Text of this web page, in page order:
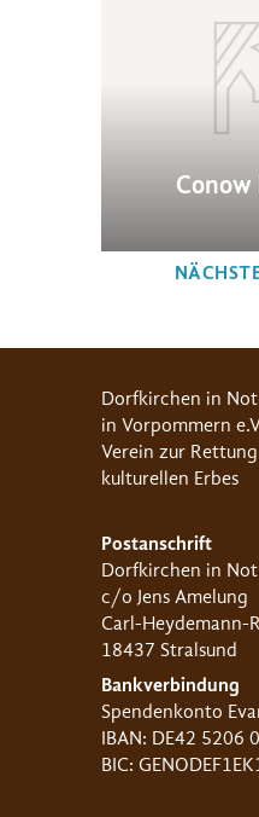
Dorfkirchen in
in Vorpommern
Verein zur
kulturellen Erbes
Postanschrift
Dorfkirchen in Not
c/o Jens Amelung
Carl-Heydemann-
18437 Stralsund
Bankverbindung
Spendenkonto
IBAN: DE42 5206
BIC: